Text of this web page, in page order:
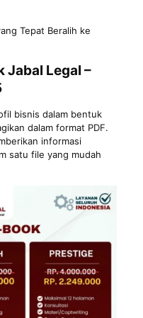
Tepat Beralih ke
Jabal Legal –
bisnis dalam bentuk
dalam format PDF.
informasi
satu file yang mudah